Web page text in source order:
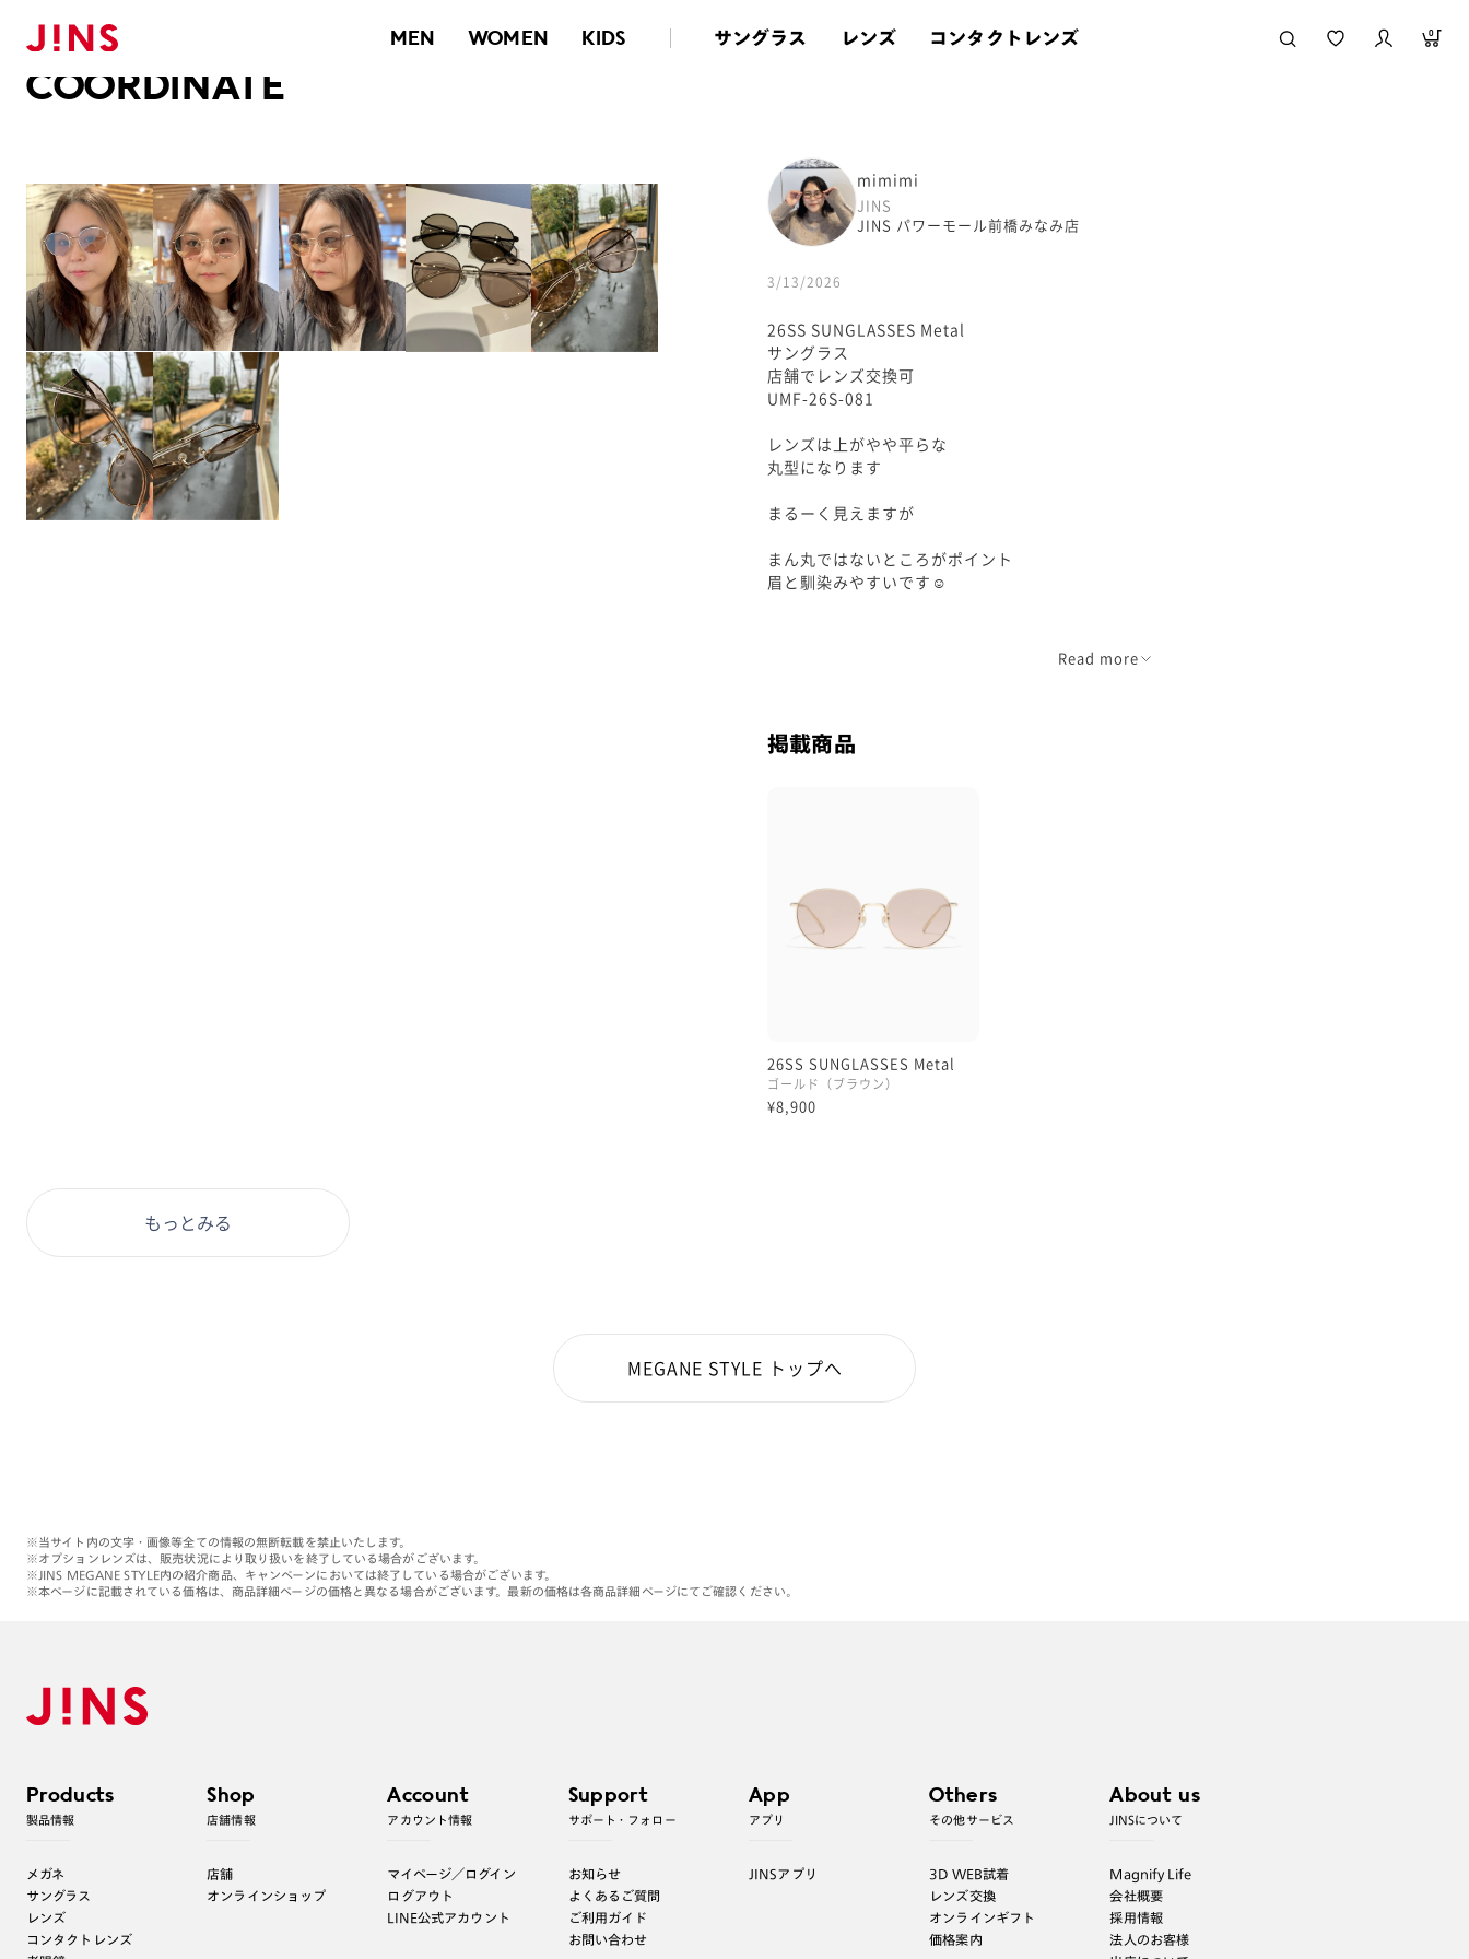
MEN WOMEN KIDS サングラス レンズ コンタクトレンズ 0
メガネのJINS TOP
COORDINATE
mimimi
JINS
JINS パワーモール前橋みなみ店
3/13/2026
26SS SUNGLASSES Metal
サングラス
店舗でレンズ交換可
UMF-26S-081
レンズは上がやや平らな
丸型になります
まるーく見えますが
まん丸ではないところがポイント
眉と馴染みやすいです☺️
外から見ると角度によって濃さが少し
素材は固め
かけ心地が安定しています。
Read more
掲載商品
26SS SUNGLASSES Metal
ゴールド（ブラウン）
¥8,900
もっとみる
MEGANE STYLE トップへ
※当サイト内の文字・画像等全ての情報の無断転載を禁止いたします。
※オプションレンズは、販売状況により取り扱いを終了している場合がございます。
※JINS MEGANE STYLE内の紹介商品、キャンペーンにおいては終了している場合がございます。
※本ページに記載されている価格は、商品詳細ページの価格と異なる場合がございます。最新の価格は各商品詳細ページにてご確認ください。
Products
製品情報
メガネ
サングラス
レンズ
コンタクトレンズ
Shop
店舗情報
店舗
オンラインショップ
Account
アカウント情報
マイページ／ログイン
ログアウト
LINE公式アカウント
Support
サポート・フォロー
お知らせ
よくあるご質問
ご利用ガイド
お問い合わせ
App
アプリ
JINSアプリ
Others
その他サービス
3D WEB試着
レンズ交換
オンラインギフト
価格案内
About us
JINSについて
Magnify Life
会社概要
採用情報
法人のお客様